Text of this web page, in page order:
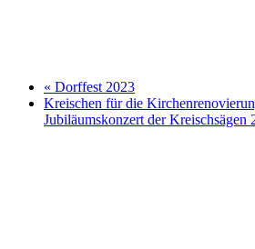
« Dorffest 2023
Kreischen für die
Jubiläumskonzert der Kreischsägen